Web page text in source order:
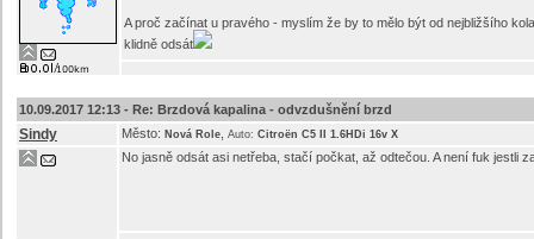
A proč začínat u pravého - myslím že by to mělo být od nejbližšího
klidně odsát
10.09.2017 12:13 - Re: Brzdová kapalina - odvzdušnění brzd
Sindy Město: Nová Role Auto: Citroën C5 II 1.6HDi 16v X
No jasně odsát asi netřeba, stačí počkat, až odtečou. A není fuk jestli